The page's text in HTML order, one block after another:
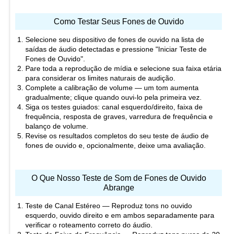
Outras impressões sobre seus fones de ouvido ou nosso site
Avalie seus fones de ouvido
Seu nome*
Enviar sua avaliação
Como Testar Seus Fones de Ouvido
Selecione seu dispositivo de fones de ouvido na lista de
saídas de áudio detectadas e pressione "Iniciar Teste de
Fones de Ouvido".
Pare toda a reprodução de mídia e selecione sua faixa etária
para considerar os limites naturais de audição.
Complete a calibração de volume — um tom aumenta
gradualmente; clique quando ouvi-lo pela primeira vez.
Siga os testes guiados: canal esquerdo/direito, faixa de
frequência, resposta de graves, varredura de frequência e
balanço de volume.
Revise os resultados completos do seu teste de áudio de
fones de ouvido e, opcionalmente, deixe uma avaliação.
O Que Nosso Teste de Som de Fones de Ouvido
Abrange
Teste de Canal Estéreo — Reproduz tons no ouvido
esquerdo, ouvido direito e em ambos separadamente para
verificar o roteamento correto do áudio.